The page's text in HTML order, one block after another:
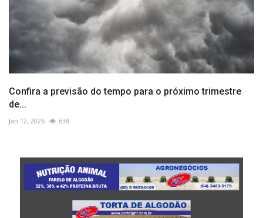
Confira a previsão do tempo para o próximo trimestre
de...
Jan 12, 2026 638